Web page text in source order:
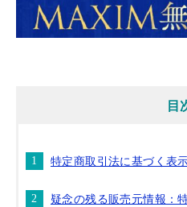
目
特定商取引法に基づく表
疑念の残る販売元情報：